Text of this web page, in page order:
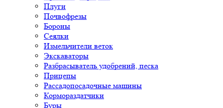
Плуги
Почвофрезы
Бороны
Сеялки
Измельчители веток
Экскаваторы
Разбрасыватель удобрений, песка
Прицепы
Рассадопосадочные машины
Кормораздатчики
Буры